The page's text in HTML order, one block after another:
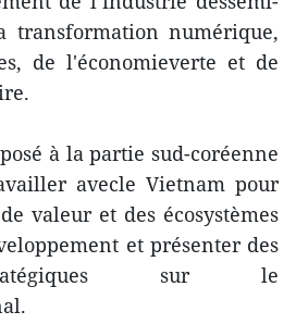
transformation numérique,
de l'économieverte et de
à la partie sud-coréenne
avecle Vietnam pour
valeur et des écosystèmes
et présenter des
sur le